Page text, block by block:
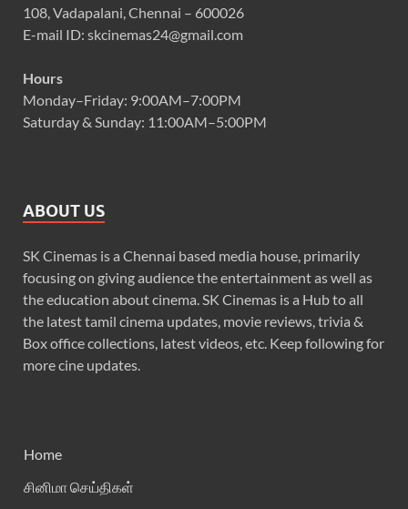
108, Vadapalani, Chennai – 600026
E-mail ID: skcinemas24@gmail.com
Hours
Monday–Friday: 9:00AM–7:00PM
Saturday & Sunday: 11:00AM–5:00PM
ABOUT US
SK Cinemas is a Chennai based media house, primarily
focusing on giving audience the entertainment as well as
the education about cinema. SK Cinemas is a Hub to all
the latest tamil cinema updates, movie reviews, trivia &
Box office collections, latest videos, etc. Keep following for
more cine updates.
Home
சினிமா செய்திகள்